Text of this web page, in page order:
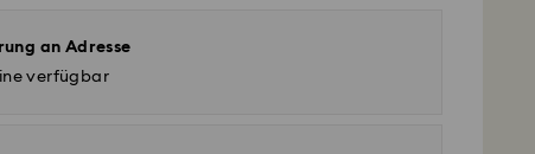
an Adresse
verfügbar